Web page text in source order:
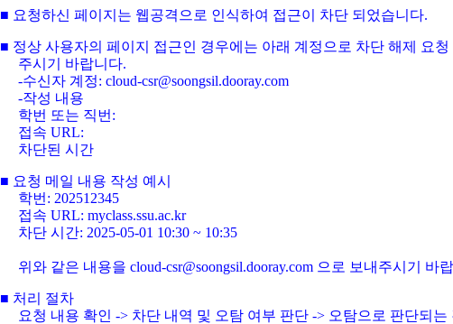
■ 요청하신 페이지는 웹공격으로 인식하여 접근이 차단 되었습니다.
■ 정상 사용자의 페이지 접근인 경우에는 아래 계정으로 차단 해제 요청
주시기 바랍니다.
-수신자 계정: cloud-csr@soongsil.dooray.com
-작성 내용
학번 또는 직번:
접속 URL:
차단된 시간
■ 요청 메일 내용 작성 예시
학번: 202512345
접속 URL: myclass.ssu.ac.kr
차단 시간: 2025-05-01 10:30 ~ 10:35
위와 같은 내용을 cloud-csr@soongsil.dooray.com 으로 보내주시기 바
■ 처리 절차
요청 내용 확인 -> 차단 내역 및 오탐 여부 판단 -> 오탐으로 판단되는